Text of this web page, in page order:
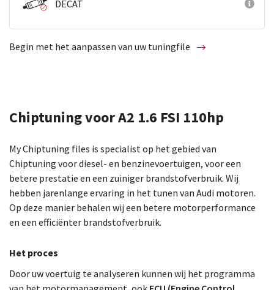
DECAT
Begin met het aanpassen van uw tuningfile
Chiptuning voor A2 1.6 FSI 110hp
My Chiptuning files is specialist op het gebied van
Chiptuning voor diesel- en benzinevoertuigen, voor een
betere prestatie en een zuiniger brandstofverbruik. Wij
hebben jarenlange ervaring in het tunen van Audi motoren.
Op deze manier behalen wij een betere motorperformance
en een efficiënter brandstofverbruik.
Het proces
Door uw voertuig te analyseren kunnen wij het programma